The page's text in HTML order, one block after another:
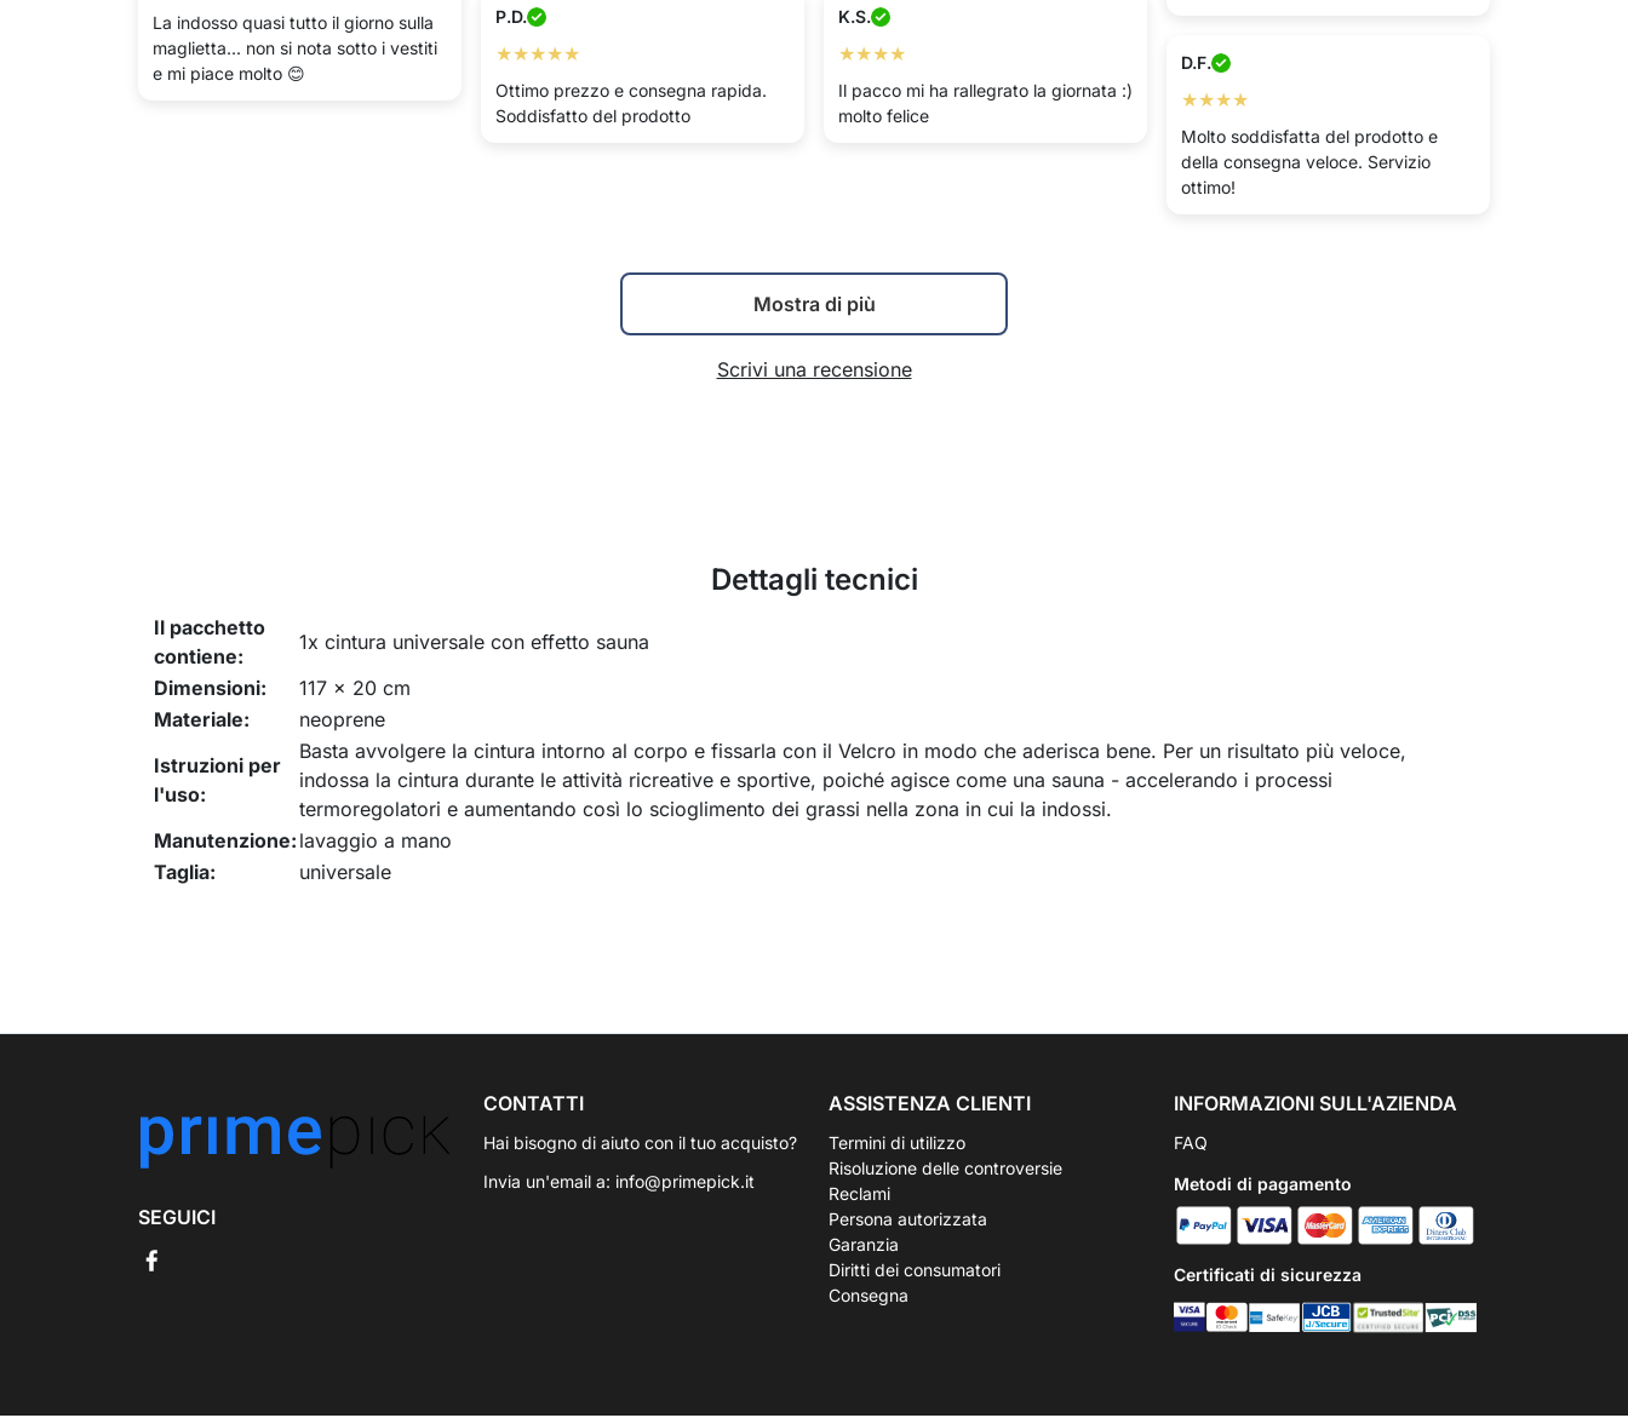
La indosso quasi tutto il giorno sulla
maglietta... non si nota sotto i vestiti
e mi piace molto 😊
P.D.
★★★★★
Ottimo prezzo e consegna rapida.
Soddisfatto del prodotto
K.S.
★★★★
Il pacco mi ha rallegrato la giornata :)
molto felice
D.F.
★★★★
Molto soddisfatta del prodotto e
della consegna veloce. Servizio
ottimo!
Mostra di più
Scrivi una recensione
Dettagli tecnici
Il pacchetto
contiene:
1x cintura universale con effetto sauna
Dimensioni:
117 x 20 cm
Materiale:
neoprene
Istruzioni per
l'uso:
Basta avvolgere la cintura intorno al corpo e fissarla con il Velcro in modo che aderisca bene. Per un risultato più veloce,
indossa la cintura durante le attività ricreative e sportive, poiché agisce come una sauna - accelerando i processi
termoregolatori e aumentando così lo scioglimento dei grassi nella zona in cui la indossi.
Manutenzione: lavaggio a mano
Taglia:
universale
SEGUICI
CONTATTI
Hai bisogno di aiuto con il tuo acquisto?
Invia un'email a: info@primepick.it
ASSISTENZA CLIENTI
Termini di utilizzo
Risoluzione delle controversie
Reclami
Persona autorizzata
Garanzia
Diritti dei consumatori
Consegna
INFORMAZIONI SULL'AZIENDA
FAQ
Metodi di pagamento
Certificati di sicurezza